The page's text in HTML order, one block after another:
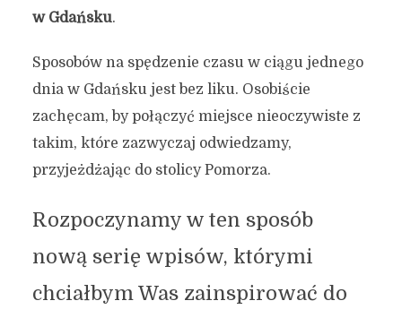
w Gdańsku.
Sposobów na spędzenie czasu w ciągu jednego
dnia w Gdańsku jest bez liku. Osobiście
zachęcam, by połączyć miejsce nieoczywiste z
takim, które zazwyczaj odwiedzamy,
przyjeżdżając do stolicy Pomorza.
Rozpoczynamy w ten sposób
nową serię wpisów, którymi
chciałbym Was zainspirować do